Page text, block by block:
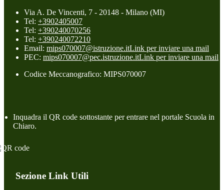
Via A. De Vincenti, 7 - 20148 - Milano (MI)
Tel: +3902405007
Tel: +390240070256
Tel: +390240072210
Email: mips070007@istruzione.itLink per inviare una mail
PEC: mips070007@pec.istruzione.itLink per inviare una mail
Codice Meccanografico: MIPS070007
Inquadra il QR code sottostante per entrare nel portale Scuola in
Chiaro.
Sezione Link Utili